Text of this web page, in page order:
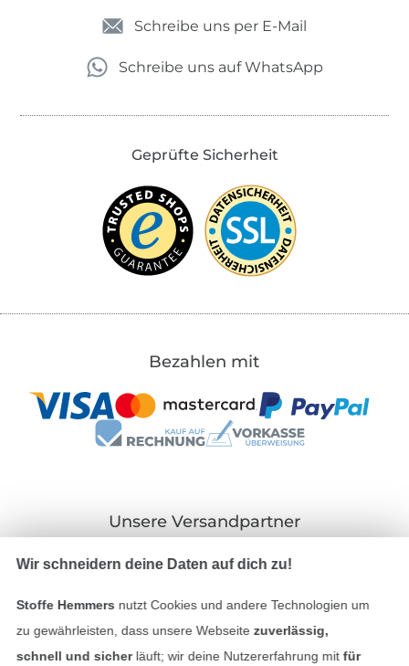
Schreibe uns per E-Mail
Schreibe uns auf WhatsApp
Geprüfte Sicherheit
Bezahlen mit
Unsere Versandpartner
In den deutschen Shop wechseln (aktuell
Wir schneidern deine Daten auf dich zu!
Stoffe Hemmers nutzt Cookies und andere Technologien um
zu gewährleisten, dass unsere Webseite zuverlässig,
schnell und sicherläuft; wir deine Nutzererfahrung mitfür